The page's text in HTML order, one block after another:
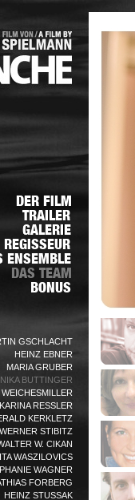
GSCHLACHT
HEINZ EBNER
MARIA GRUBER
BUTTINGER
KARINA RESSLER
KERKLETZ
WERNER STIBITZ
W. CIKAN
WASZILOVICS
WAGNER
FORBERG
HEINZ STUSSAK